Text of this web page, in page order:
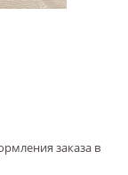
заказа в